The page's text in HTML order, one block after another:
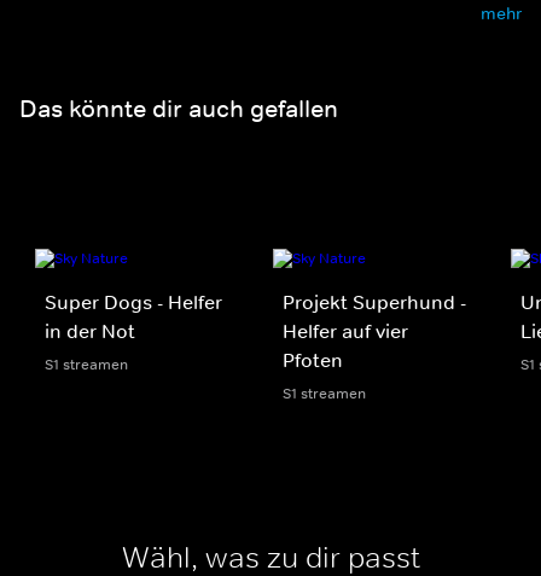
mehr
Das könnte dir auch gefallen
Super Dogs - Helfer
in der Not
S1 streamen
Projekt Superhund -
Helfer auf vier
Pfoten
S1 streamen
Wähl, was zu dir passt